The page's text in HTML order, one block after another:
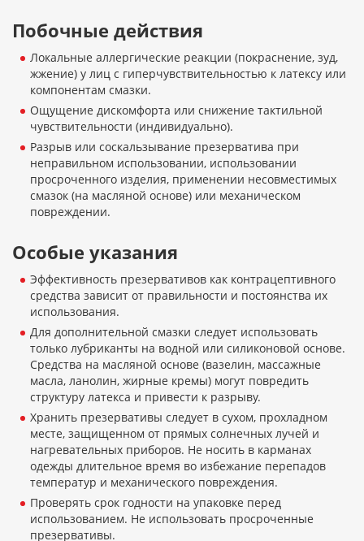
Побочные действия
Локальные аллергические реакции (покраснение, зуд,
жжение) у лиц с гиперчувствительностью к латексу или
компонентам смазки.
Ощущение дискомфорта или снижение тактильной
чувствительности (индивидуально).
Разрыв или соскальзывание презерватива при
неправильном использовании, использовании
просроченного изделия, применении несовместимых
смазок (на масляной основе) или механическом
повреждении.
Особые указания
Эффективность презервативов как контрацептивного
средства зависит от правильности и постоянства их
использования.
Для дополнительной смазки следует использовать
только лубриканты на водной или силиконовой основе.
Средства на масляной основе (вазелин, массажные
масла, ланолин, жирные кремы) могут повредить
структуру латекса и привести к разрыву.
Хранить презервативы следует в сухом, прохладном
месте, защищенном от прямых солнечных лучей и
нагревательных приборов. Не носить в карманах
одежды длительное время во избежание перепадов
температур и механического повреждения.
Проверять срок годности на упаковке перед
использованием. Не использовать просроченные
презервативы.